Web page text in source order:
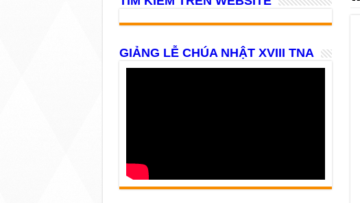
GIẢNG LỄ CHÚA NHẬT XVIII TNA